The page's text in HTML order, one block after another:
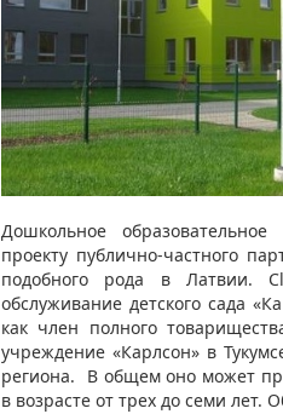
Дошкольное
проекту публично-частного
подобного рода в Латвии.
обслуживание детского сада
как член полного
учреждение «Карлсон» в
региона. В общем оно может
в возрасте от трех до семи